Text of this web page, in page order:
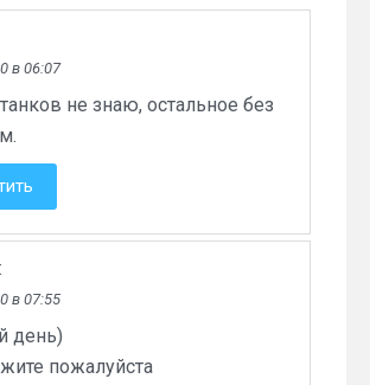
в 06:07
не знаю, остальное без
:
в 07:55
день)
пожалуйста